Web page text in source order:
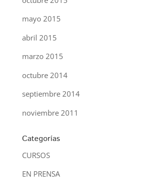
mayo 2015
abril 2015
marzo 2015
octubre 2014
septiembre 2014
noviembre 2011
Categorías
CURSOS
EN PRENSA